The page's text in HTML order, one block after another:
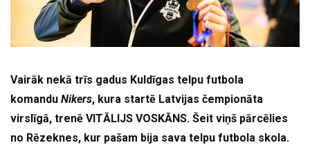
Vairāk nekā trīs gadus Kuldīgas telpu futbola
komandu Nikers, kura startē Latvijas čempionāta
virslīgā, trenē VITĀLIJS VOSKĀNS. Šeit viņš pārcēlies
no Rēzeknes, kur pašam bija sava telpu futbola skola.